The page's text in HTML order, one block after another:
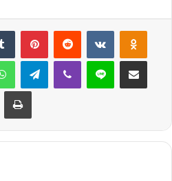
Tumblr PinterestReddit VKontakte
WhatsAppTelegramViber Line E-Posta ile
Yazdır